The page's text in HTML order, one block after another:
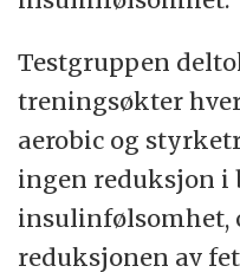
Testgruppen
treningsøkter
aerobic og
ingen reduksjon
insulinfølsomhet,
reduksjonen av